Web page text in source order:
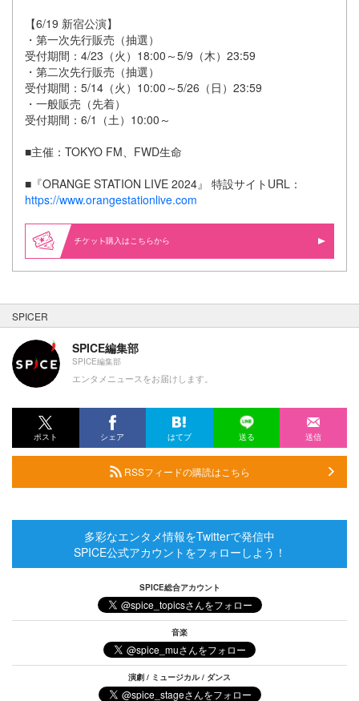
【6/19 新宿公演】
・第一次先行販売（抽選）
受付期間：4/23（火）18:00～5/9（木）23:59
・第二次先行販売（抽選）
受付期間：5/14（火）10:00～5/26（日）23:59
・一般販売（先着）
受付期間：6/1（土）10:00～
■主催：TOKYO FM、FWD生命
■『ORANGE STATION LIVE 2024』 特設サイトURL：
https://www.orangestationlive.com
購入はこちらから
SPICER
SPICE編集部
SPICE編集部
エンタメニュースをお届けします。
ポスト シェア はてブ 送る 送信
RSSフィードの購読はこちら
多彩なエンタメ情報をTwitterで発信中
SPICE公式アカウントをフォローしよう！
SPICE総合アカウント
音楽
演劇 / ミュージカル / ダンス